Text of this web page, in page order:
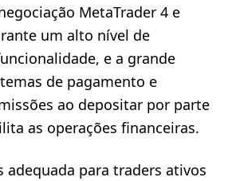
MetaTrader 4 e
um alto nível de
e a grande
de pagamento e
ao depositar por parte
as operações financeiras.
adequada para traders ativos